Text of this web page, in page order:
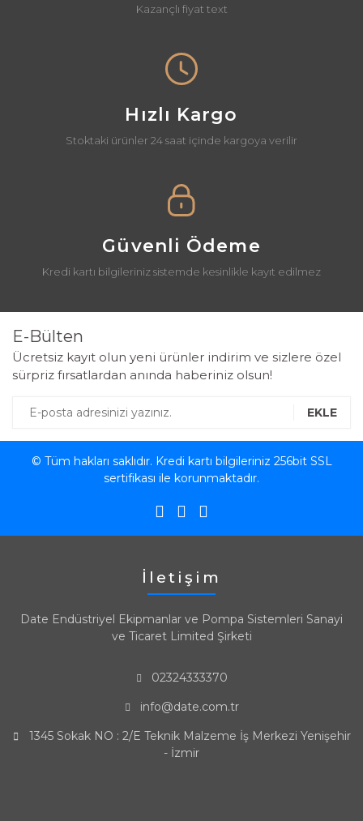
Gönder
Kazançlı fiyat text
Hızlı Kargo
Stoktaki ürünler 24 saat içinde kargoya verilir
Güvenli Ödeme
Kredi kartı bilgileriniz sistemde kesinlikle kayıt edilmez
E-Bülten
Ücretsiz kayıt olun yeni ürünler indirim ve sizlere özel
sürpriz fırsatlardan anında haberiniz olsun!
EKLE
© Tüm hakları saklıdır. Kredi kartı bilgileriniz 256bit SSL
sertifikası ile korunmaktadır.
İletişim
Date Endüstriyel Ekipmanlar ve Pompa Sistemleri Sanayi
ve Ticaret Limited Şirketi
02324333370
info@date.com.tr
1345 Sokak NO : 2/E Teknik Malzeme İş Merkezi Yenişehir
- İzmir